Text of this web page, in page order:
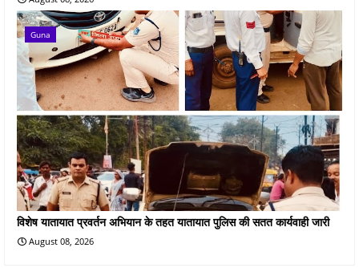
Guna
विशेष यातायात प्रवर्तन अभियान के तहत यातायात पुलिस की सतत कार्यवाही जारी
August 08, 2026